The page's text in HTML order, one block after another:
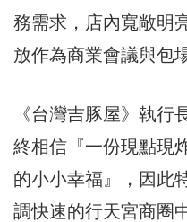
務需求，店內寬敞明
放作為商業會議與包
《台灣吉豚屋》執行
終相信『一份現點現
的小小幸福』，因此
調快速的行天宮商圈